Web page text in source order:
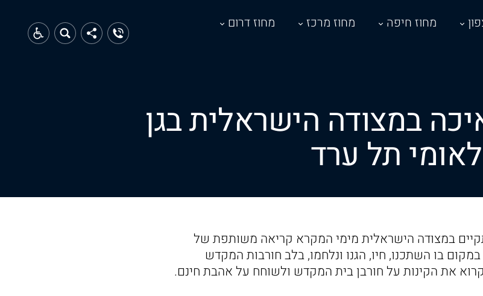
מחוז חיפה מחוז מרכז
מחוז דרום
במצודה הישראלית בגן
תל ערד
באב, מוצ"ש 6.8.22, תתקיים במצודה הישראלית מימי המקרא קריאה משותפת של
בו השתכנו, חיו, הגנו ונלחמו, בלב חורבות המקדש
את הקינות על חורבן בית המקדש ולשוחח על אהבת חינם.